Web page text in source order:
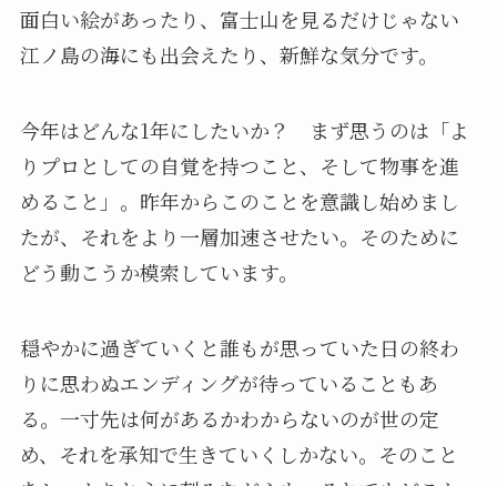
面白い絵があったり、富士山を見るだけじゃない
江ノ島の海にも出会えたり、新鮮な気分です。
今年はどんな1年にしたいか？ まず思うのは「よ
りプロとしての自覚を持つこと、そして物事を進
めること」。昨年からこのことを意識し始めまし
たが、それをより一層加速させたい。そのために
どう動こうか模索しています。
穏やかに過ぎていくと誰もが思っていた日の終わ
りに思わぬエンディングが待っていることもあ
る。一寸先は何があるかわからないのが世の定
め、それを承知で生きていくしかない。そのこと